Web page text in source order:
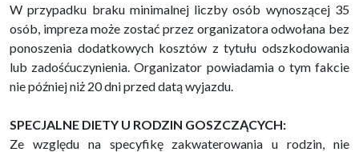
W przypadku braku minimalnej liczby osób wynoszącej 35
osób, impreza może zostać przez organizatora odwołana bez
ponoszenia dodatkowych kosztów z tytułu odszkodowania
lub zadośćuczynienia. Organizator powiadamia o tym fakcie
nie później niż 20 dni przed datą wyjazdu.
SPECJALNE DIETY U RODZIN GOSZCZĄCYCH:
Ze względu na specyfikę zakwaterowania u rodzin, nie